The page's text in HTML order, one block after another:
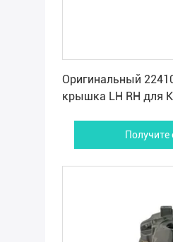
Оригинальный
крышка LH RH для